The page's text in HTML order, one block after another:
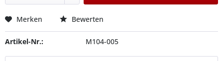
Merken Bewerten
Artikel-Nr.: M104-005